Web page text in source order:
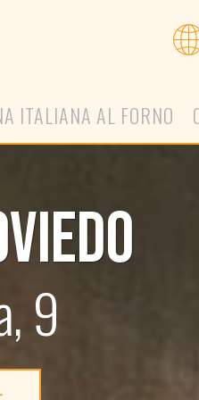
ITALIANA AL FORNO
9